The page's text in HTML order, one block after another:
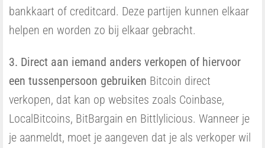
bankkaart of creditcard. Deze partijen kunnen elkaar
helpen en worden zo bij elkaar gebracht.
3. Direct aan iemand anders verkopen of hiervoor
een tussenpersoon gebruiken Bitcoin direct
verkopen, dat kan op websites zoals Coinbase,
LocalBitcoins, BitBargain en Bittlylicious. Wanneer je
je aanmeldt, moet je aangeven dat je als verkoper wil